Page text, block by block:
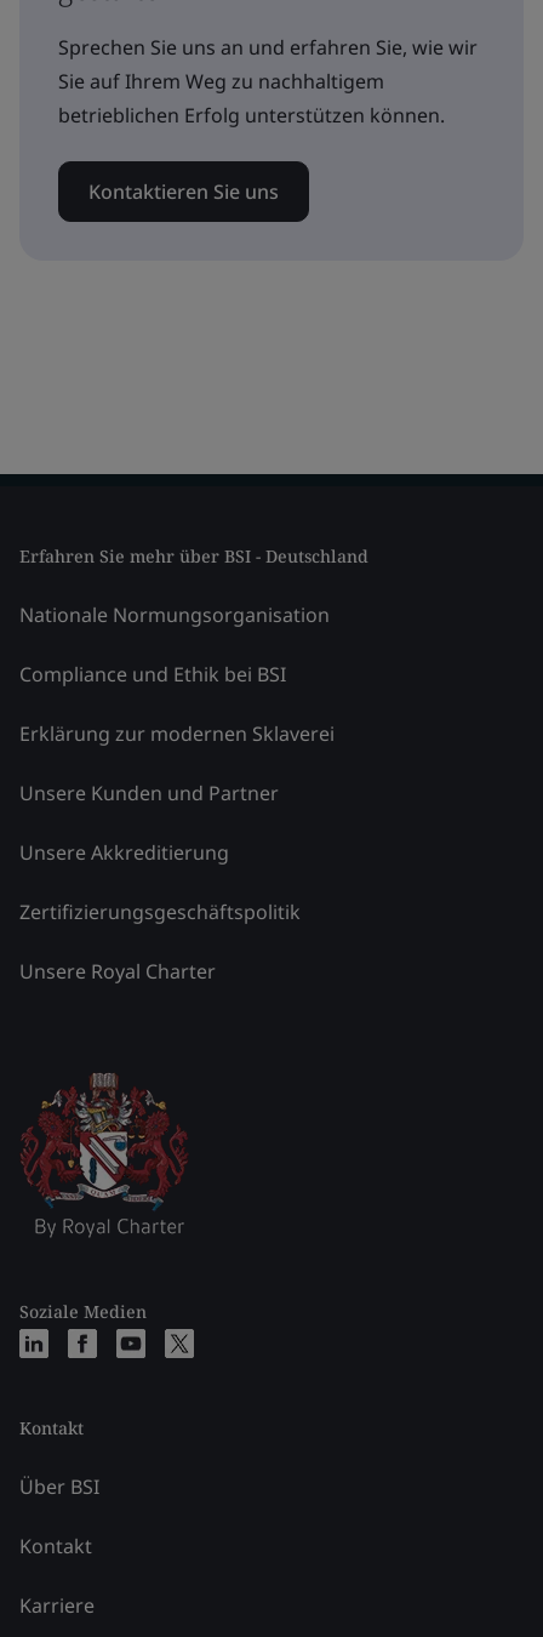
Sprechen Sie uns an und erfahren Sie, wie wir
Sie auf Ihrem Weg zu nachhaltigem
betrieblichen Erfolg unterstützen können.
Kontaktieren Sie uns
Erfahren Sie mehr über BSI - Deutschland
Nationale Normungsorganisation
Compliance und Ethik bei BSI
Erklärung zur modernen Sklaverei
Unsere Kunden und Partner
Unsere Akkreditierung
Zertifizierungsgeschäftspolitik
Unsere Royal Charter
Soziale Medien
Kontakt
Über BSI
Kontakt
Karriere